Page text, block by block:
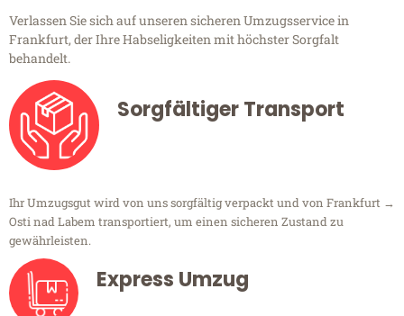
Verlassen Sie sich auf unseren sicheren Umzugsservice in
Frankfurt, der Ihre Habseligkeiten mit höchster Sorgfalt
behandelt.
Sorgfältiger Transport
Ihr Umzugsgut wird von uns sorgfältig verpackt und von Frankfurt →
Osti nad Labem transportiert, um einen sicheren Zustand zu
gewährleisten.
Express Umzug